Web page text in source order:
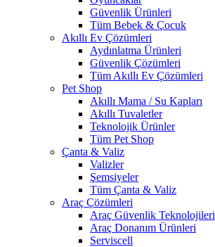
Güvenlik Ürünleri
Tüm Bebek & Çocuk
Akıllı Ev Çözümleri
Aydınlatma Ürünleri
Güvenlik Çözümleri
Tüm Akıllı Ev Çözümleri
Pet Shop
Akıllı Mama / Su Kapları
Akıllı Tuvaletler
Teknolojik Ürünler
Tüm Pet Shop
Çanta & Valiz
Valizler
Şemsiyeler
Tüm Çanta & Valiz
Araç Çözümleri
Araç Güvenlik Teknolojileri
Araç Donanım Ürünleri
Serviscell